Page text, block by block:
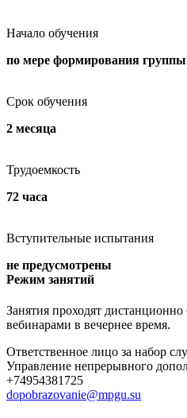
Начало обучения
по мере формирования группы
Срок обучения
2 месяца
Трудоемкость
72 часа
Вступительные испытания
не предусмотрены
Режим занятий
Занятия проходят
вебинарами в вечернее время.
Ответственное лицо за набор
Управление непрерывного
+74954381725
dopobrazovanie@mpgu.su